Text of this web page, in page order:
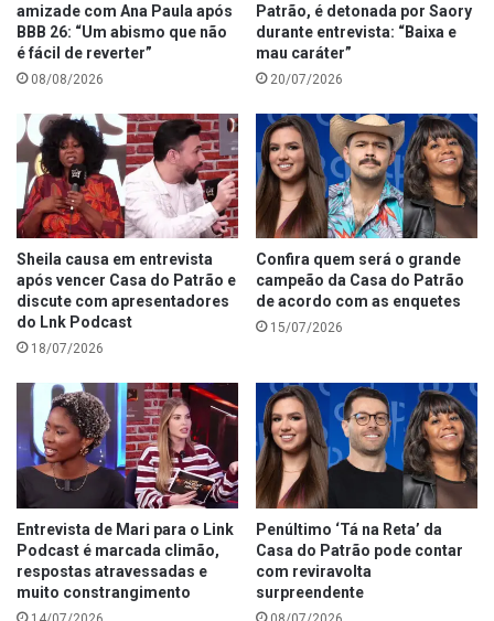
amizade com Ana Paula após
BBB 26: “Um abismo que não
é fácil de reverter”
08/08/2026
Patrão, é detonada por Saory
durante entrevista: “Baixa e
mau caráter”
20/07/2026
Sheila causa em entrevista
após vencer Casa do Patrão e
discute com apresentadores
do Lnk Podcast
18/07/2026
Confira quem será o grande
campeão da Casa do Patrão
de acordo com as enquetes
15/07/2026
Entrevista de Mari para o Link
Podcast é marcada climão,
respostas atravessadas e
muito constrangimento
Penúltimo ‘Tá na Reta’ da
Casa do Patrão pode contar
com reviravolta
surpreendente